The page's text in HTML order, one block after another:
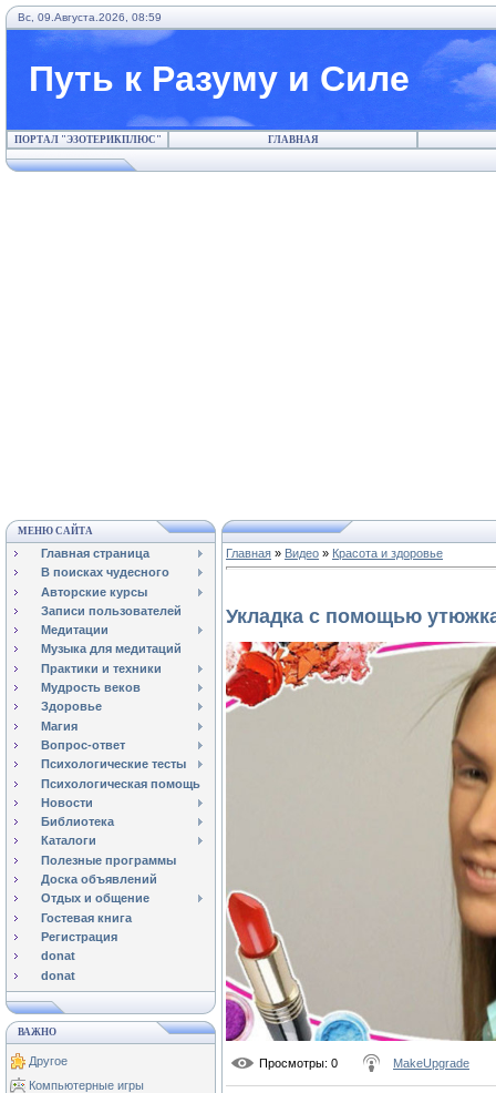
Вс, 09.Августа.2026, 08:59
Путь к Разуму и Силе
ПОРТАЛ "ЭЗОТЕРИКПЛЮС" ГЛАВНАЯ
МЕНЮ САЙТА
Главная страница
В поисках чудесного
Авторские курсы
Записи пользователей
Медитации
Музыка для медитаций
Практики и техники
Мудрость веков
Здоровье
Магия
Вопрос-ответ
Психологические тесты
Психологическая помощь
Новости
Библиотека
Каталоги
Полезные программы
Доска объявлений
Отдых и общение
Гостевая книга
Регистрация
donat
donat
ВАЖНО
Другое
Компьютерные игры
Главная » Видео » Красота и здоровье
Укладка с помощью
Просмотры: 0 MakeUpgrade